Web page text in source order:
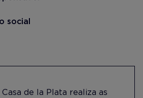
social
de la Plata realiza as